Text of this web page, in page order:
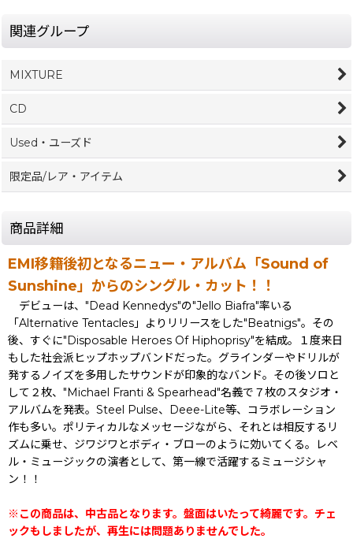
関連グループ
MIXTURE
CD
Used・ユーズド
限定品/レア・アイテム
商品詳細
EMI移籍後初となるニュー・アルバム「Sound of
Sunshine」からのシングル・カット！！
デビューは、"Dead Kennedys"の"Jello Biafra"率いる
「Alternative Tentacles」よりリリースをした"Beatnigs"。その
後、すぐに"Disposable Heroes Of Hiphoprisy"を結成。１度来日
もした社会派ヒップホップバンドだった。グラインダーやドリルが
発するノイズを多用したサウンドが印象的なバンド。その後ソロと
して２枚、"Michael Franti & Spearhead"名義で７枚のスタジオ・
アルバムを発表。Steel Pulse、Deee-Lite等、コラボレーション
作も多い。ポリティカルなメッセージながら、それとは相反するリ
ズムに乗せ、ジワジワとボディ・ブローのように効いてくる。レベ
ル・ミュージックの演者として、第一線で活躍するミュージシャ
ン！！
※この商品は、中古品となります。盤面はいたって綺麗です。チェ
ックもしましたが、再生には問題ありませんでした。